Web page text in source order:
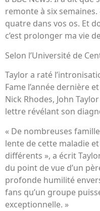
remonte à six
quatre dans vos os. Et
c’est prolonger ma vie
Selon l’Université de
Taylor a raté
Fame l’année dernière
Nick Rhodes, John
lettre révélant son
« De nombreuses
lente de cette maladie
différents », a écrit
du point de vue d’un
profonde humilité
fans qu’un groupe
exceptionnelle. »